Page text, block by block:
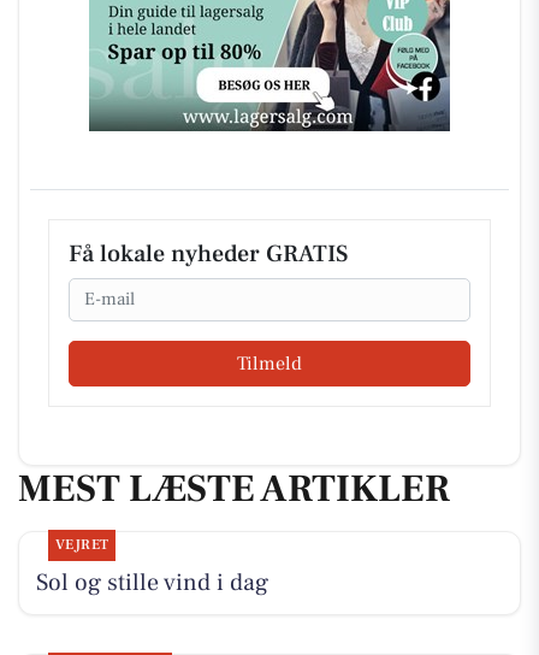
Få lokale nyheder GRATIS
Email
Tilmeld
MEST LÆSTE ARTIKLER
VEJRET
Sol og stille vind i dag